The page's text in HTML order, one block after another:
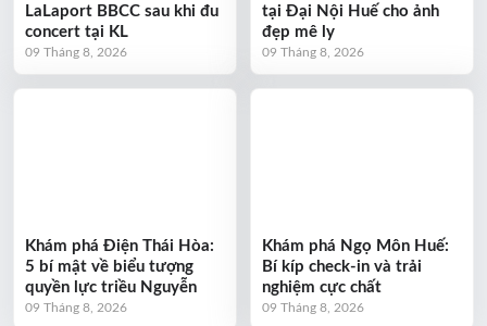
LaLaport BBCC sau khi đu
concert tại KL
09 Tháng 8, 2026
tại Đại Nội Huế cho ảnh
đẹp mê ly
09 Tháng 8, 2026
Khám phá Điện Thái Hòa:
5 bí mật về biểu tượng
quyền lực triều Nguyễn
09 Tháng 8, 2026
Khám phá Ngọ Môn Huế:
Bí kíp check-in và trải
nghiệm cực chất
09 Tháng 8, 2026